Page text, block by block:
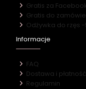
Gratis za
Gratis do
Odżywka do rzęs
Informacje
FAQ
Dostawa i płatność
Regulamin